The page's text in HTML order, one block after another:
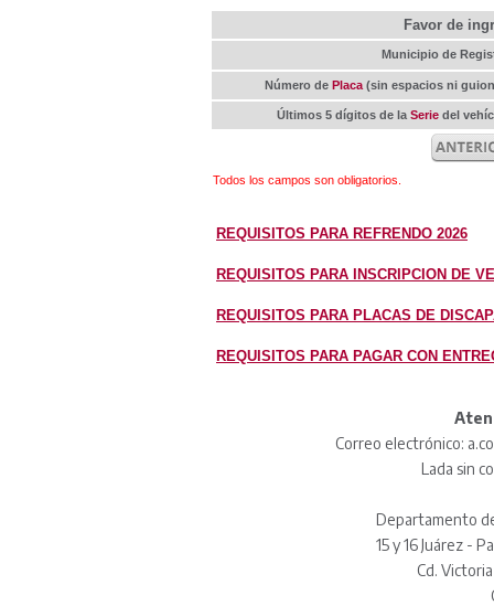
Favor de
Municipio de
Número de Placa (sin espacios ni
Últimos 5 dígitos de la Serie del
Todos los campos son obligatorios.
REQUISITOS PARA REFRENDO 2026
REQUISITOS PARA INSCRIPCION DE
REQUISITOS PARA PLACAS DE
REQUISITOS PARA PAGAR CON
Correo electrónico:
Lada sin
Departamento
15 y 16 Juárez -
Cd.